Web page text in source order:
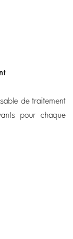
de traitement
pour chaque